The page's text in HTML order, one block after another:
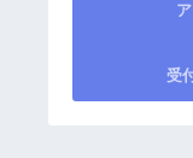
受